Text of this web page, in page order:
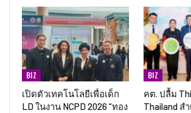
BIZ
เปิดตัวเทคโนโลยีเพื่อเด็ก
LD ในงาน NCPD 2026 “ทอง
BIZ
คต. ปลื้ม
Thailand ส